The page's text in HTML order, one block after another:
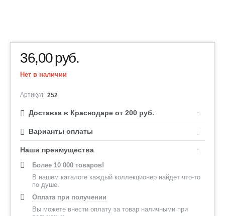
36,00руб.
Нет в наличии
Артикул: 252
Доставка в Краснодаре от 200 руб.
Варианты оплаты
Наши преимущества
Более 10 000 товаров!
В нашем каталоге каждый коллекционер найдет что-то
по душе.
Оплата при получении
Вы можете внести оплату за товар наличными при